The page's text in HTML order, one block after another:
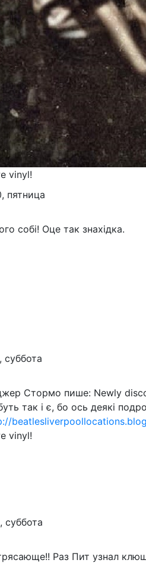
vinyl!
пятница
собі! Оце так знахідка.
суббота
Стормо пише: Newly
так і є, бо ось деякі
vinyl!
суббота
Раз Пит узнал